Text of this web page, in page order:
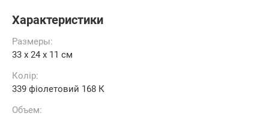
Характеристики
Размеры:
33 x 24 x 11 см
Колір:
339 фіолетовий 168 К
Объем: